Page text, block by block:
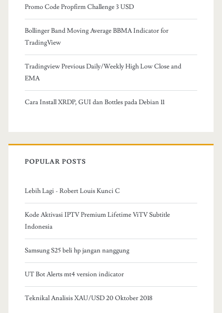
Promo Code Propfirm Challenge 3 USD
Bollinger Band Moving Average BBMA Indicator for
TradingView
Tradingview Previous Daily/Weekly High Low Close and
EMA
Cara Install XRDP, GUI dan Bottles pada Debian 11
POPULAR POSTS
Lebih Lagi - Robert Louis Kunci C
Kode Aktivasi IPTV Premium Lifetime ViTV Subtitle
Indonesia
Samsung S25 beli hp jangan nanggung
UT Bot Alerts mt4 version indicator
Teknikal Analisis XAU/USD 20 Oktober 2018